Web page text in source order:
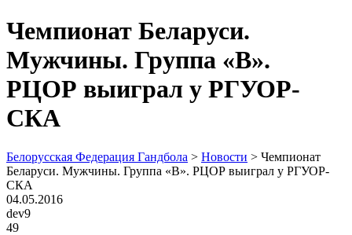
Чемпионат Беларуси.
Мужчины. Группа «В».
РЦОР выиграл у РГУОР-
СКА
Белорусская Федерация Гандбола > Новости > Чемпионат
Беларуси. Мужчины. Группа «В». РЦОР выиграл у РГУОР-
СКА
04.05.2016
dev9
49